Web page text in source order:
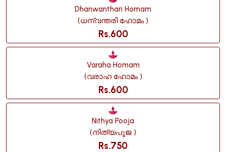
Dhanwanthari Homam
(ധന്വന്തരി ഹോമം )
Rs.600
Varaha Homam
(വരാഹ ഹോമം )
Rs.600
Nithya Pooja
(നിത്യപൂജ )
Rs.750